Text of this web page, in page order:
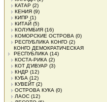
КАТАР (2)
КЕНИЯ (9)
КИПР (1)
КИТАЙ (5)
КОЛУМБИЯ (16)
КОМОРСКИЕ ОСТРОВА (0)
РЕСПУБЛИКА КОНГО (2)
КОНГО ДЕМОКРАТИЧЕСКАЯ
РЕСПУБЛИКА (14)
КОСТА-РИКА (2)
КОТ Д'ИВУАР (3)
КНДР (12)
КУБА (12)
КУВЕЙТ (2)
ОСТРОВА КУКА (0)
ЛАОС (12)